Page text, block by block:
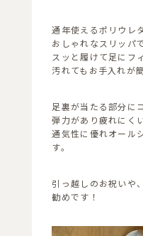
通年使えるポリウレ
おしゃれなスリッパ
スッと履けて足にフ
汚れてもお手入れが
足裏が当たる部分に
弾力があり疲れにく
通気性に優れオール
す。
引っ越しのお祝いや
勧めです！